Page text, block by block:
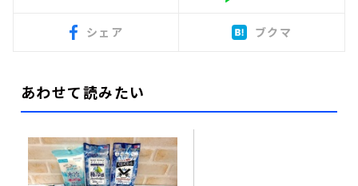
シェア ブクマ
あわせて読みたい